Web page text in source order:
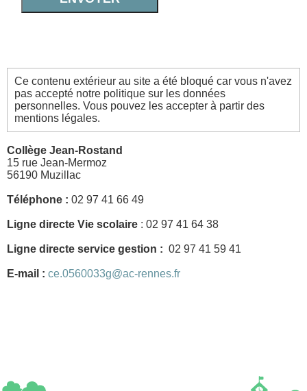
Ce contenu extérieur au site a été bloqué car vous n'avez
pas accepté notre politique sur les données
personnelles. Vous pouvez les accepter à partir des
mentions légales.
Collège Jean-Rostand
15 rue Jean-Mermoz
56190 Muzillac
Téléphone : 02 97 41 66 49
Ligne directe Vie scolaire : 02 97 41 64 38
Ligne directe service gestion : 02 97 41 59 41
E-mail : ce.0560033g@ac-rennes.fr